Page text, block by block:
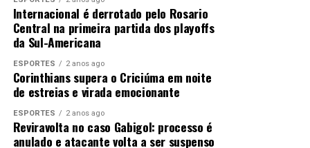
concentrou-se na elegibilidade dos estabelecimentos,
especialmente os privados, além de questões
operacionais relacionadas à homologação de dados, uso
de saldo em conta e funcionamento dos repasses
mensais. Já a oficina sobre certificação dos hospitais de
ensino destacou os desafios enfrentados por municípios
de pequeno porte e, durante a atividade, o Contrato
Organizativo de Ação Pública ensino-Saúde (COAPES)
Internacional é derrotado pelo Rosario
Central na primeira partida dos playoffs
da Sul-Americana
ESPORTES 2 anos ago
Corinthians supera o Criciúma em noite
de estreias e virada emocionante
ESPORTES 2 anos ago
Reviravolta no caso Gabigol: processo é
anulado e atacante volta a ser suspenso